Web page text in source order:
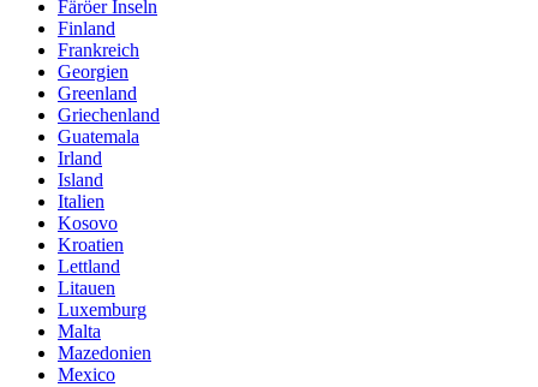
Färöer Inseln
Finland
Frankreich
Georgien
Greenland
Griechenland
Guatemala
Irland
Island
Italien
Kosovo
Kroatien
Lettland
Litauen
Luxemburg
Malta
Mazedonien
Mexico